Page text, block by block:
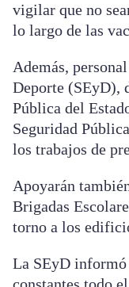
vigilar que no
lo largo de las
Además,
Deporte (SEyD),
Pública del
Seguridad
los trabajos de
Apoyarán
Brigadas
torno a los
La SEyD informó